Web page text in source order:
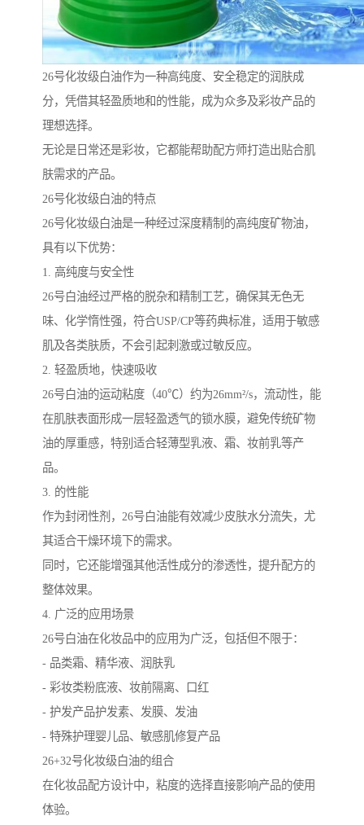
26号化妆级白油作为一种高纯度、安全稳定的润肤成
分，凭借其轻盈质地和的性能，成为众多及彩妆产品的
理想选择。
无论是日常还是彩妆，它都能帮助配方师打造出贴合肌
肤需求的产品。
26号化妆级白油的特点
26号化妆级白油是一种经过深度精制的高纯度矿物油，
具有以下优势：
1. 高纯度与安全性
26号白油经过严格的脱杂和精制工艺，确保其无色无
味、化学惰性强，符合USP/CP等药典标准，适用于敏感
肌及各类肤质，不会引起刺激或过敏反应。
2. 轻盈质地，快速吸收
26号白油的运动粘度（40℃）约为26mm²/s，流动性，能
在肌肤表面形成一层轻盈透气的锁水膜，避免传统矿物
油的厚重感，特别适合轻薄型乳液、霜、妆前乳等产
品。
3. 的性能
作为封闭性剂，26号白油能有效减少皮肤水分流失，尤
其适合干燥环境下的需求。
同时，它还能增强其他活性成分的渗透性，提升配方的
整体效果。
4. 广泛的应用场景
26号白油在化妆品中的应用为广泛，包括但不限于：
- 品类霜、精华液、润肤乳
- 彩妆类粉底液、妆前隔离、口红
- 护发产品护发素、发膜、发油
- 特殊护理婴儿品、敏感肌修复产品
26+32号化妆级白油的组合
在化妆品配方设计中，粘度的选择直接影响产品的使用
体验。